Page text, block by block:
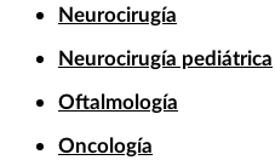
Neurocirugía
Neurocirugía pediátrica
Oftalmología
Oncología